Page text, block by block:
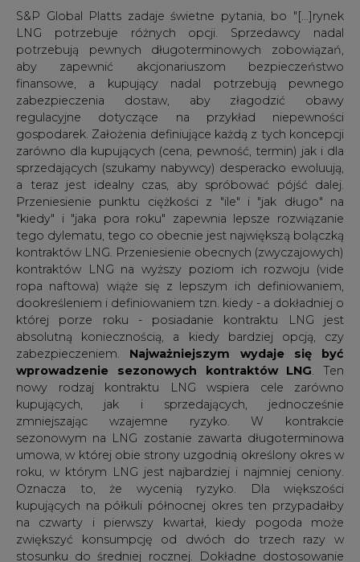
której porze roku - posiadanie kontraktu LNG jest
absolutną koniecznością, a kiedy bardziej opcją, czy
zabezpieczeniem.Najważniejszym wydaje się być
wprowadzenie sezonowych kontraktów LNG. Ten
nowy rodzaj kontraktu LNG wspiera cele zarówno
kupujących, jak i sprzedających, jednocześnie
zmniejszając wzajemne ryzyko. W kontrakcie
sezonowym na LNG zostanie zawarta długoterminowa
umowa, w której obie strony uzgodnią określony okres w
roku, w którym LNG jest najbardziej i najmniej ceniony.
Oznacza to, że wycenią ryzyko. Dla większości
kupujących na półkuli północnej okres ten przypadałby
na czwarty i pierwszy kwartał, kiedy pogoda może
zwiększyć konsumpcję od dwóch do trzech razy w
stosunku do średniej rocznej. Dokładne dostosowanie
punktu rozpoczęcia i zakończenia sezonowego
kontraktu LNG zależałoby od poszczególnych rynków,
przy zastosowaniu różnych kryteriów, takich jak na
przykład profile stopniodni ogrzewania i chłodzenia lub
waga populacji w stosunku do całkowitego zużycia gazu.
Sezonowe różnice w umowach nie są bezprecedensowe.
Niektórzy kupcy z Azji wcześniej negocjowali roczny
wolumen o dużej sezonowości w stosunku 60-40 lub 70-
30 w okresie zimowym (Korea) lub latem (Tajwan), co
wiązało się również z zamianą uzgodnień dotyczących
podnoszenia cen LNG poza sezonem. Jednak kontrakty
te nadal wymagały podnoszenia (równoważenia)
wolumenów przez 12 miesięcy w roku, podczas gdy
obecnie sugeruje się, że umowa będzie obowiązywać
tylko przez określony czas w roku.
Sezonowanie w kontrakcie rocznym były w przeszłości
dobrą opcją, ale teraz jest to raczej niewykorzystana